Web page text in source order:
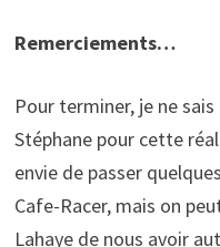
Remerciements…
Pour terminer, je ne
Stéphane pour cette
envie de passer
Cafe-Racer, mais on
Lahaye de nous avoir